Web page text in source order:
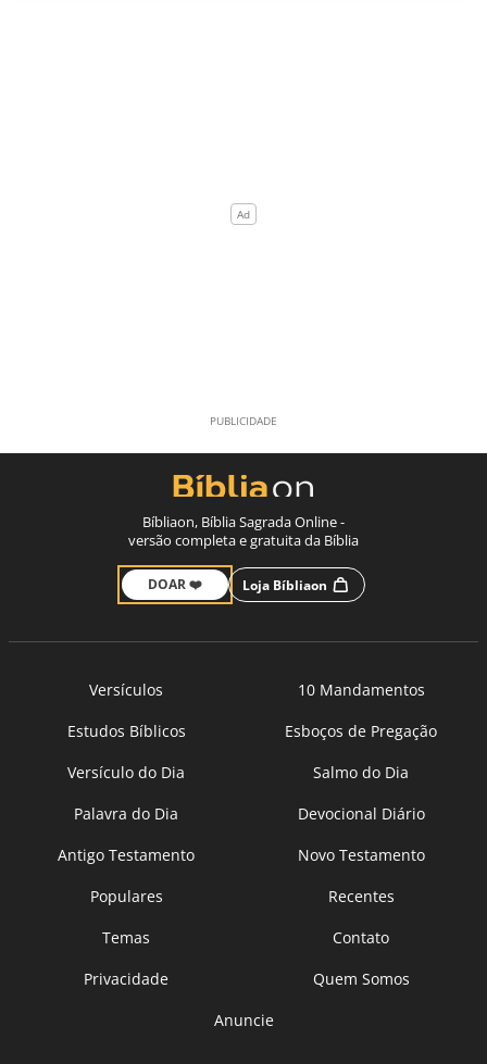
Bíbliaon, Bíblia Sagrada Online -
versão completa e gratuita da Bíblia
DOAR ❤️ Loja Bíbliaon
Versículos
10 Mandamentos
Estudos Bíblicos
Esboços de Pregação
Versículo do Dia
Salmo do Dia
Palavra do Dia
Devocional Diário
Antigo Testamento
Novo Testamento
Populares
Recentes
Temas
Contato
Privacidade
Quem Somos
Anuncie